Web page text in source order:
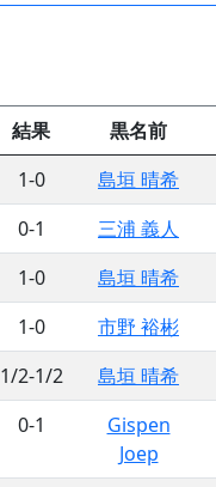
結果
黒名前
1-0
島垣 晴希
0-1
三浦 義人
1-0
島垣 晴希
1-0
市野 裕彬
1/2-1/2
島垣 晴希
0-1
Gispen
Joep